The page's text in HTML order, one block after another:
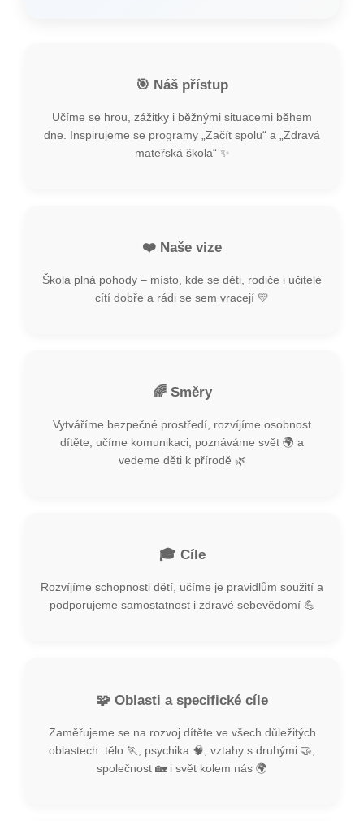
🎯 Náš přístup
Učíme se hrou, zážitky i běžnými situacemi během
dne. Inspirujeme se programy „Začít spolu“ a „Zdravá
mateřská škola“ ✨
❤️ Naše vize
Škola plná pohody – místo, kde se děti, rodiče i učitelé
cítí dobře a rádi se sem vracejí 💛
🌈 Směry
Vytváříme bezpečné prostředí, rozvíjíme osobnost
dítěte, učíme komunikaci, poznáváme svět 🌍 a
vedeme děti k přírodě 🌿
🎓 Cíle
Rozvíjíme schopnosti dětí, učíme je pravidlům soužití a
podporujeme samostatnost i zdravé sebevědomí 💪
🧩 Oblasti a specifické cíle
Zaměřujeme se na rozvoj dítěte ve všech důležitých
oblastech: tělo 🏃, psychika 🧠, vztahy s druhými 🤝,
společnost 🏡 i svět kolem nás 🌍